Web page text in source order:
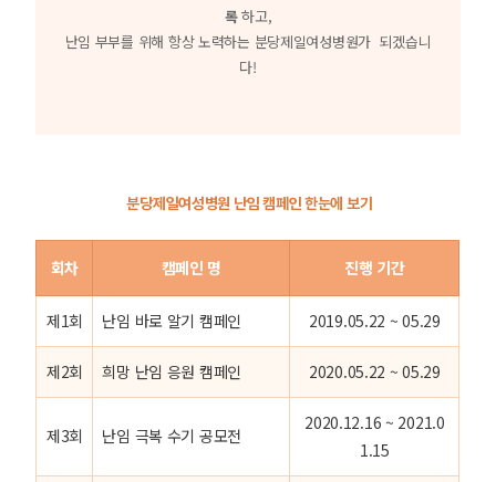
록하고,
난임 부부를 위해 항상 노력하는 분당제일여성병원가 되겠습니
다!
분당제일여성병원 난임 캠페인 한눈에 보기
회차 캠페인 명 진행 기간
제1회 난임 바로 알기 캠페인 2019.05.22 ~ 05.29
제2회 희망 난임 응원 캠페인 2020.05.22 ~ 05.29
제3회 난임 극복 수기 공모전
2020.12.16 ~ 2021.0
1.15